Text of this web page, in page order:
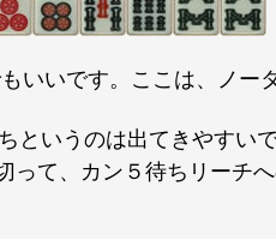
いいです。ここは、ノー
というのは出てきやすい
って、カン５待ちリーチ